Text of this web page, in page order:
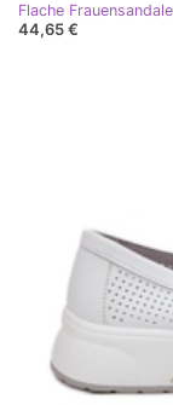
44,65 €